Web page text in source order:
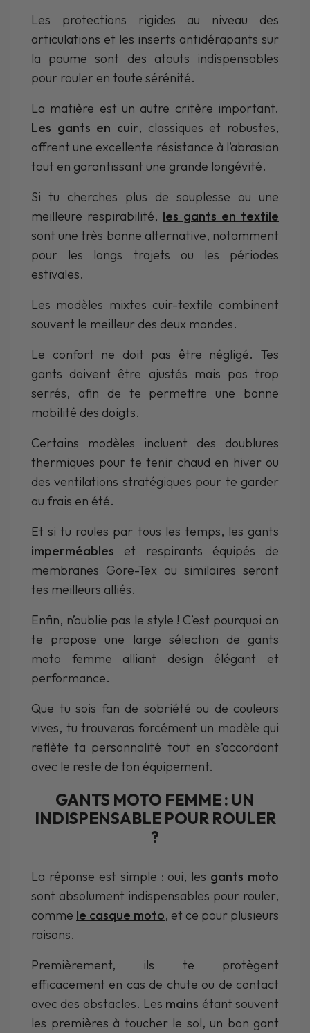
Les protections rigides au niveau des
articulations et les inserts antidérapants sur
la paume sont des atouts indispensables
pour rouler en toute sérénité.
La matière est un autre critère important.
Les gants en cuir, classiques et robustes,
offrent une excellente résistance à l’abrasion
tout en garantissant une grande longévité.
Si tu cherches plus de souplesse ou une
meilleure respirabilité, les gants en textile
sont une très bonne alternative, notamment
pour les longs trajets ou les périodes
estivales.
Les modèles mixtes cuir-textile combinent
souvent le meilleur des deux mondes.
Le confort ne doit pas être négligé. Tes
gants doivent être ajustés mais pas trop
serrés, afin de te permettre une bonne
mobilité des doigts.
Certains modèles incluent des doublures
thermiques pour te tenir chaud en hiver ou
des ventilations stratégiques pour te garder
au frais en été.
Et si tu roules par tous les temps, les gants
imperméables et respirants équipés de
membranes Gore-Tex ou similaires seront
tes meilleurs alliés.
Enfin, n’oublie pas le style ! C’est pourquoi on
te propose une large sélection de gants
moto femme alliant design élégant et
performance.
Que tu sois fan de sobriété ou de couleurs
vives, tu trouveras forcément un modèle qui
reflète ta personnalité tout en s’accordant
avec le reste de ton équipement.
GANTS MOTO FEMME : UN
INDISPENSABLE POUR ROULER
?
La réponse est simple : oui, les gants moto
sont absolument indispensables pour rouler,
comme le casque moto, et ce pour plusieurs
raisons.
Premièrement, ils te protègent
efficacement en cas de chute ou de contact
avec des obstacles. Les mains étant souvent
les premières à toucher le sol, un bon gant